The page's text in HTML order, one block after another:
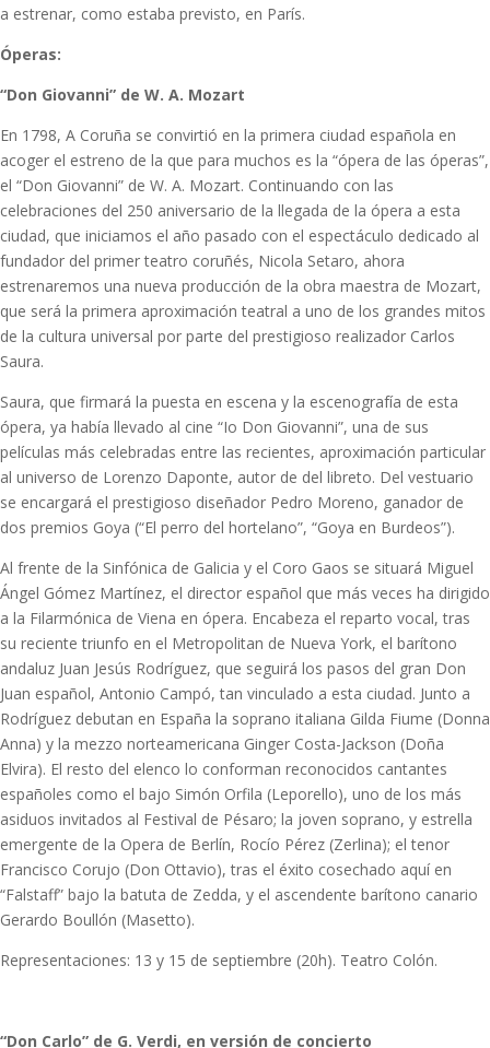
a estrenar, como estaba previsto, en París.
Óperas:
“Don Giovanni” de W. A. Mozart
En 1798, A Coruña se convirtió en la primera ciudad española en
acoger el estreno de la que para muchos es la “ópera de las óperas”,
el “Don Giovanni” de W. A. Mozart. Continuando con las
celebraciones del 250 aniversario de la llegada de la ópera a esta
ciudad, que iniciamos el año pasado con el espectáculo dedicado al
fundador del primer teatro coruñés, Nicola Setaro, ahora
estrenaremos una nueva producción de la obra maestra de Mozart,
que será la primera aproximación teatral a uno de los grandes mitos
de la cultura universal por parte del prestigioso realizador Carlos
Saura.
Saura, que firmará la puesta en escena y la escenografía de esta
ópera, ya había llevado al cine “Io Don Giovanni”, una de sus
películas más celebradas entre las recientes, aproximación particular
al universo de Lorenzo Daponte, autor de del libreto. Del vestuario
se encargará el prestigioso diseñador Pedro Moreno, ganador de
dos premios Goya (“El perro del hortelano”, “Goya en Burdeos”).
Al frente de la Sinfónica de Galicia y el Coro Gaos se situará Miguel
Ángel Gómez Martínez, el director español que más veces ha dirigido
a la Filarmónica de Viena en ópera. Encabeza el reparto vocal, tras
su reciente triunfo en el Metropolitan de Nueva York, el barítono
andaluz Juan Jesús Rodríguez, que seguirá los pasos del gran Don
Juan español, Antonio Campó, tan vinculado a esta ciudad. Junto a
Rodríguez debutan en España la soprano italiana Gilda Fiume (Donna
Anna) y la mezzo norteamericana Ginger Costa-Jackson (Doña
Elvira). El resto del elenco lo conforman reconocidos cantantes
españoles como el bajo Simón Orfila (Leporello), uno de los más
asiduos invitados al Festival de Pésaro; la joven soprano, y estrella
emergente de la Opera de Berlín, Rocío Pérez (Zerlina); el tenor
Francisco Corujo (Don Ottavio), tras el éxito cosechado aquí en
“Falstaff” bajo la batuta de Zedda, y el ascendente barítono canario
Gerardo Boullón (Masetto).
Representaciones: 13 y 15 de septiembre (20h). Teatro Colón.
“Don Carlo” de G. Verdi, en versión de concierto